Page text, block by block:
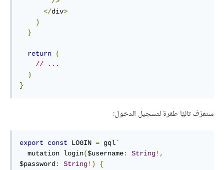
</div>
)
}
return
(
// ...
)
}
سنعرّف تاليًا طفرة لتسجيل الدخول:
export const LOGIN = gql`
  mutation login
($username: String!,
$password : String!)
{